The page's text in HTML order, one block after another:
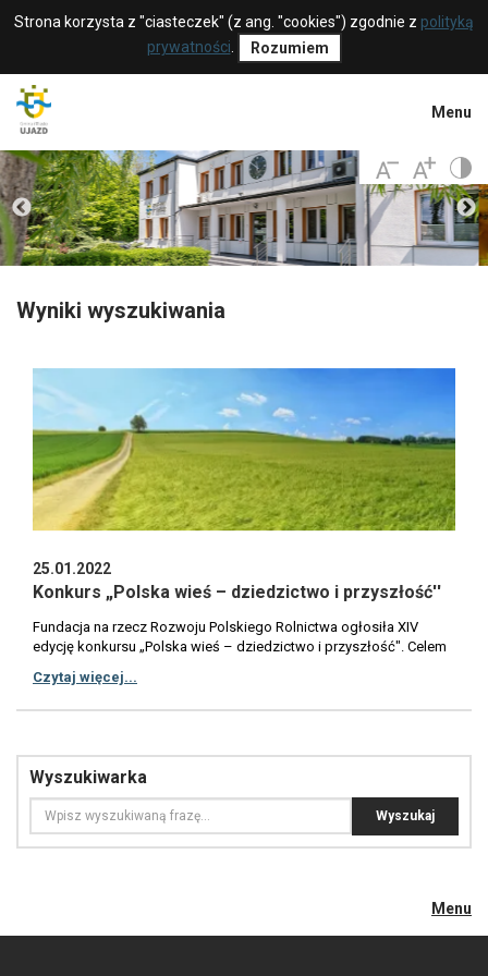
Strona korzysta z "ciasteczek" (z ang. "cookies") zgodnie z polityką
prywatności
Rozumiem
Menu
Wyniki wyszukiwania
25.01.2022
Konkurs „Polska wieś – dziedzictwo i przyszłość''
Fundacja na rzecz Rozwoju Polskiego Rolnictwa ogłosiła XIV
edycję konkursu „Polska wieś – dziedzictwo i przyszłość". Celem
związanej z obszarami wiejskimi, dziedzictwa kulturowego oraz
wzbogacenie publicznej debaty na temat polskiej wsi. W ramach
inspirujące i innowacyjne spojrzenie na problematykę rozwoju
wsi;Prace prezentujące dorobek kulturowy kraju i regionu,
opisujące inicjatywy lokalne, dziedzictwo historyczne wsi
(monografie wsi, archiwalne zbiory zdjęć stanowiące element
Wydawnictwie Naukowym Scholar.Termin nadsyłania prac mija 31
Czytaj więcej...
Wyszukiwarka
Menu